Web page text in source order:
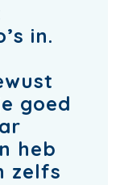
in.
goed
heb
zelfs